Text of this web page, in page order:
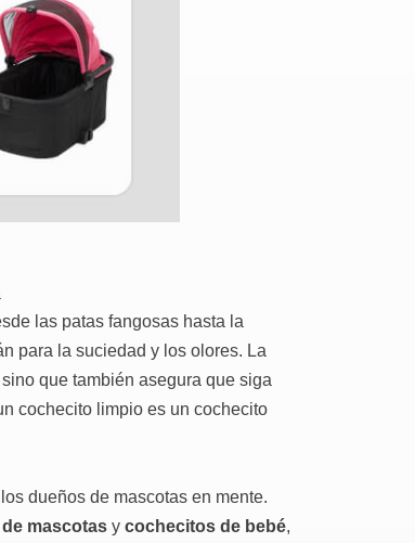
las patas fangosas hasta la
para la suciedad y los olores. La
que también asegura que siga
cochecito limpio es un cochecito
dueños de mascotas en mente.
mascotasy cochecitos de bebé,